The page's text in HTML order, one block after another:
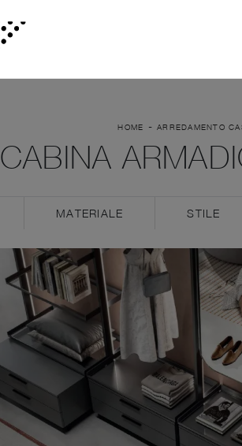
HOME - ARREDAMENTO
CABINA
MATERIALE STILE